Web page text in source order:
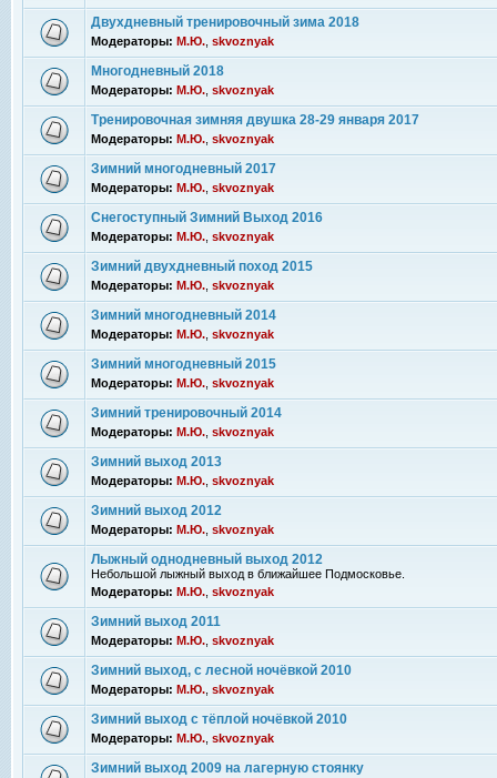
Двухдневный тренировочный зима 2018
Модераторы: М.Ю. skvoznyak
Многодневный 2018
Модераторы: М.Ю. skvoznyak
Тренировочная зимняя двушка 28-29 января 2017
Модераторы: М.Ю. skvoznyak
Зимний многодневный 2017
Модераторы: М.Ю. skvoznyak
Снегоступный Зимний Выход 2016
Модераторы: М.Ю. skvoznyak
Зимний двухдневный поход 2015
Модераторы: М.Ю. skvoznyak
Зимний многодневный 2014
Модераторы: М.Ю. skvoznyak
Зимний многодневный 2015
Модераторы: М.Ю. skvoznyak
Зимний тренировочный 2014
Модераторы: М.Ю. skvoznyak
Зимний выход 2013
Модераторы: М.Ю. skvoznyak
Зимний выход 2012
Модераторы: М.Ю. skvoznyak
Лыжный однодневный выход 2012
Небольшой лыжный выход в ближайшее Подмосковье.
Модераторы: М.Ю. skvoznyak
Зимний выход 2011
Модераторы: М.Ю. skvoznyak
Зимний выход, с лесной ночёвкой 2010
Модераторы: М.Ю. skvoznyak
Зимний выход с тёплой ночёвкой 2010
Модераторы: М.Ю. skvoznyak
Зимний выход 2009 на лагерную стоянку